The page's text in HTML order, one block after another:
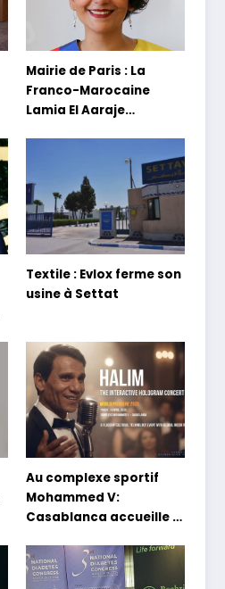
Mairie de Paris : La
Franco-Marocaine
Lamia El Aaraje
Textile : Evlox ferme son
usine à Settat
Au complexe sportif
Mohammed V:
Casablanca accueille la
concert holographique
d’Abdel Halim Hafez